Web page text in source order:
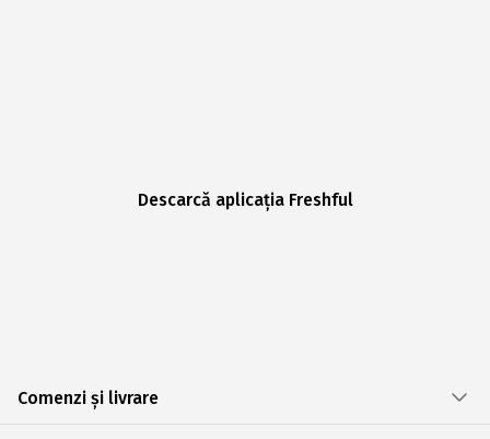
Descarcă aplicația Freshful
Comenzi și livrare